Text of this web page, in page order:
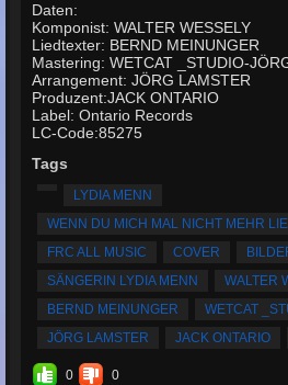
Daten:
Komponist: WALTER WESSELY
Liedtexter: BERND MEINUNGER
Mastering: WETCAT _STUDIO-
Arrangement: JÖRG LAMSTER
Produzent:JACK ONTARIO
Label: Ontario Records
LC-Code:85275
Tags
LYDIA MENN
WENN DU MICH MAL NICHT MEHR
FRC ALL MUSIC
COVER
SÄNGERIN LYDIA MENN
WALTER
BERND MEINUNGER
WETCAT
JÖRG LAMSTER
JACK ONTARIO
0 0